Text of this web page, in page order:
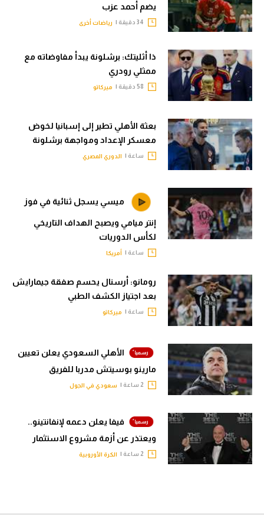
يضم أحمد عزب
رياضات أخرى
ذا أثليتك: برشلونة يبدأ مفاوضاته مع
ممثلي رودري
ميركاتو
بعثة الأهلي تطير إلى إسبانيا لخوض
معسكر الإعداد ومواجهة برشلونة
ساعة | الدوري المصري
ميسي يسجل ثنائية في فوز
إنتر ميامي ويصبح الهداف التاريخي
لكأس الدوريات
ساعة | أمريكا
رومانو: أرسنال يحسم صفقة جيمارايش
بعد اجتياز الكشف الطبي
ساعة | ميركاتو
الأهلي السعودي يعلن تعيين
مارينو بوسيتش مدربا للفريق
سعودي في الجول
فيفا يعلن دعمه لإنفانتينو..
ويعتذر عن أزمة مشروع الاستثمار
الكرة الأوروبية